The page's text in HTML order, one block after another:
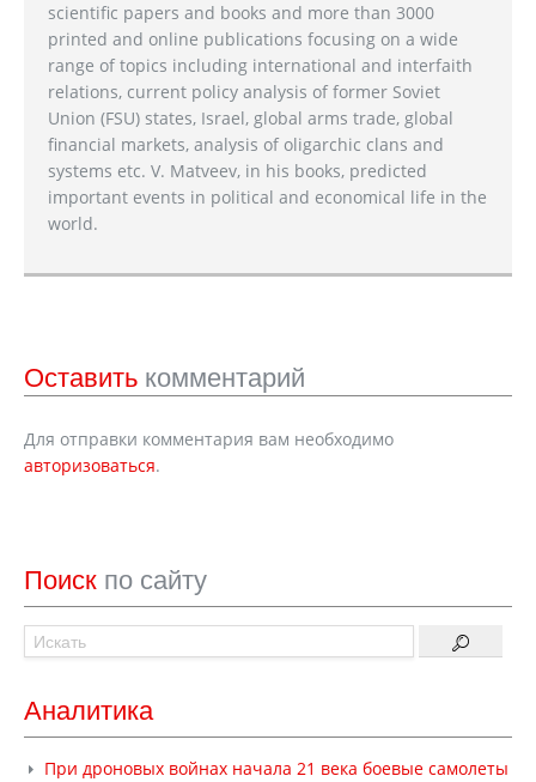
scientific papers and books and more than 3000
printed and online publications focusing on a wide
range of topics including international and interfaith
relations, current policy analysis of former Soviet
Union (FSU) states, Israel, global arms trade, global
financial markets, analysis of oligarchic clans and
systems etc. V. Matveev, in his books, predicted
important events in political and economical life in the
world.
Оставить комментарий
Для отправки комментария вам необходимо
авторизоваться.
Поиск по сайту
Аналитика
При дроновых войнах начала 21 века боевые самолеты